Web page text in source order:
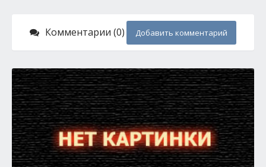
Комментарии (0) Добавить комментарий